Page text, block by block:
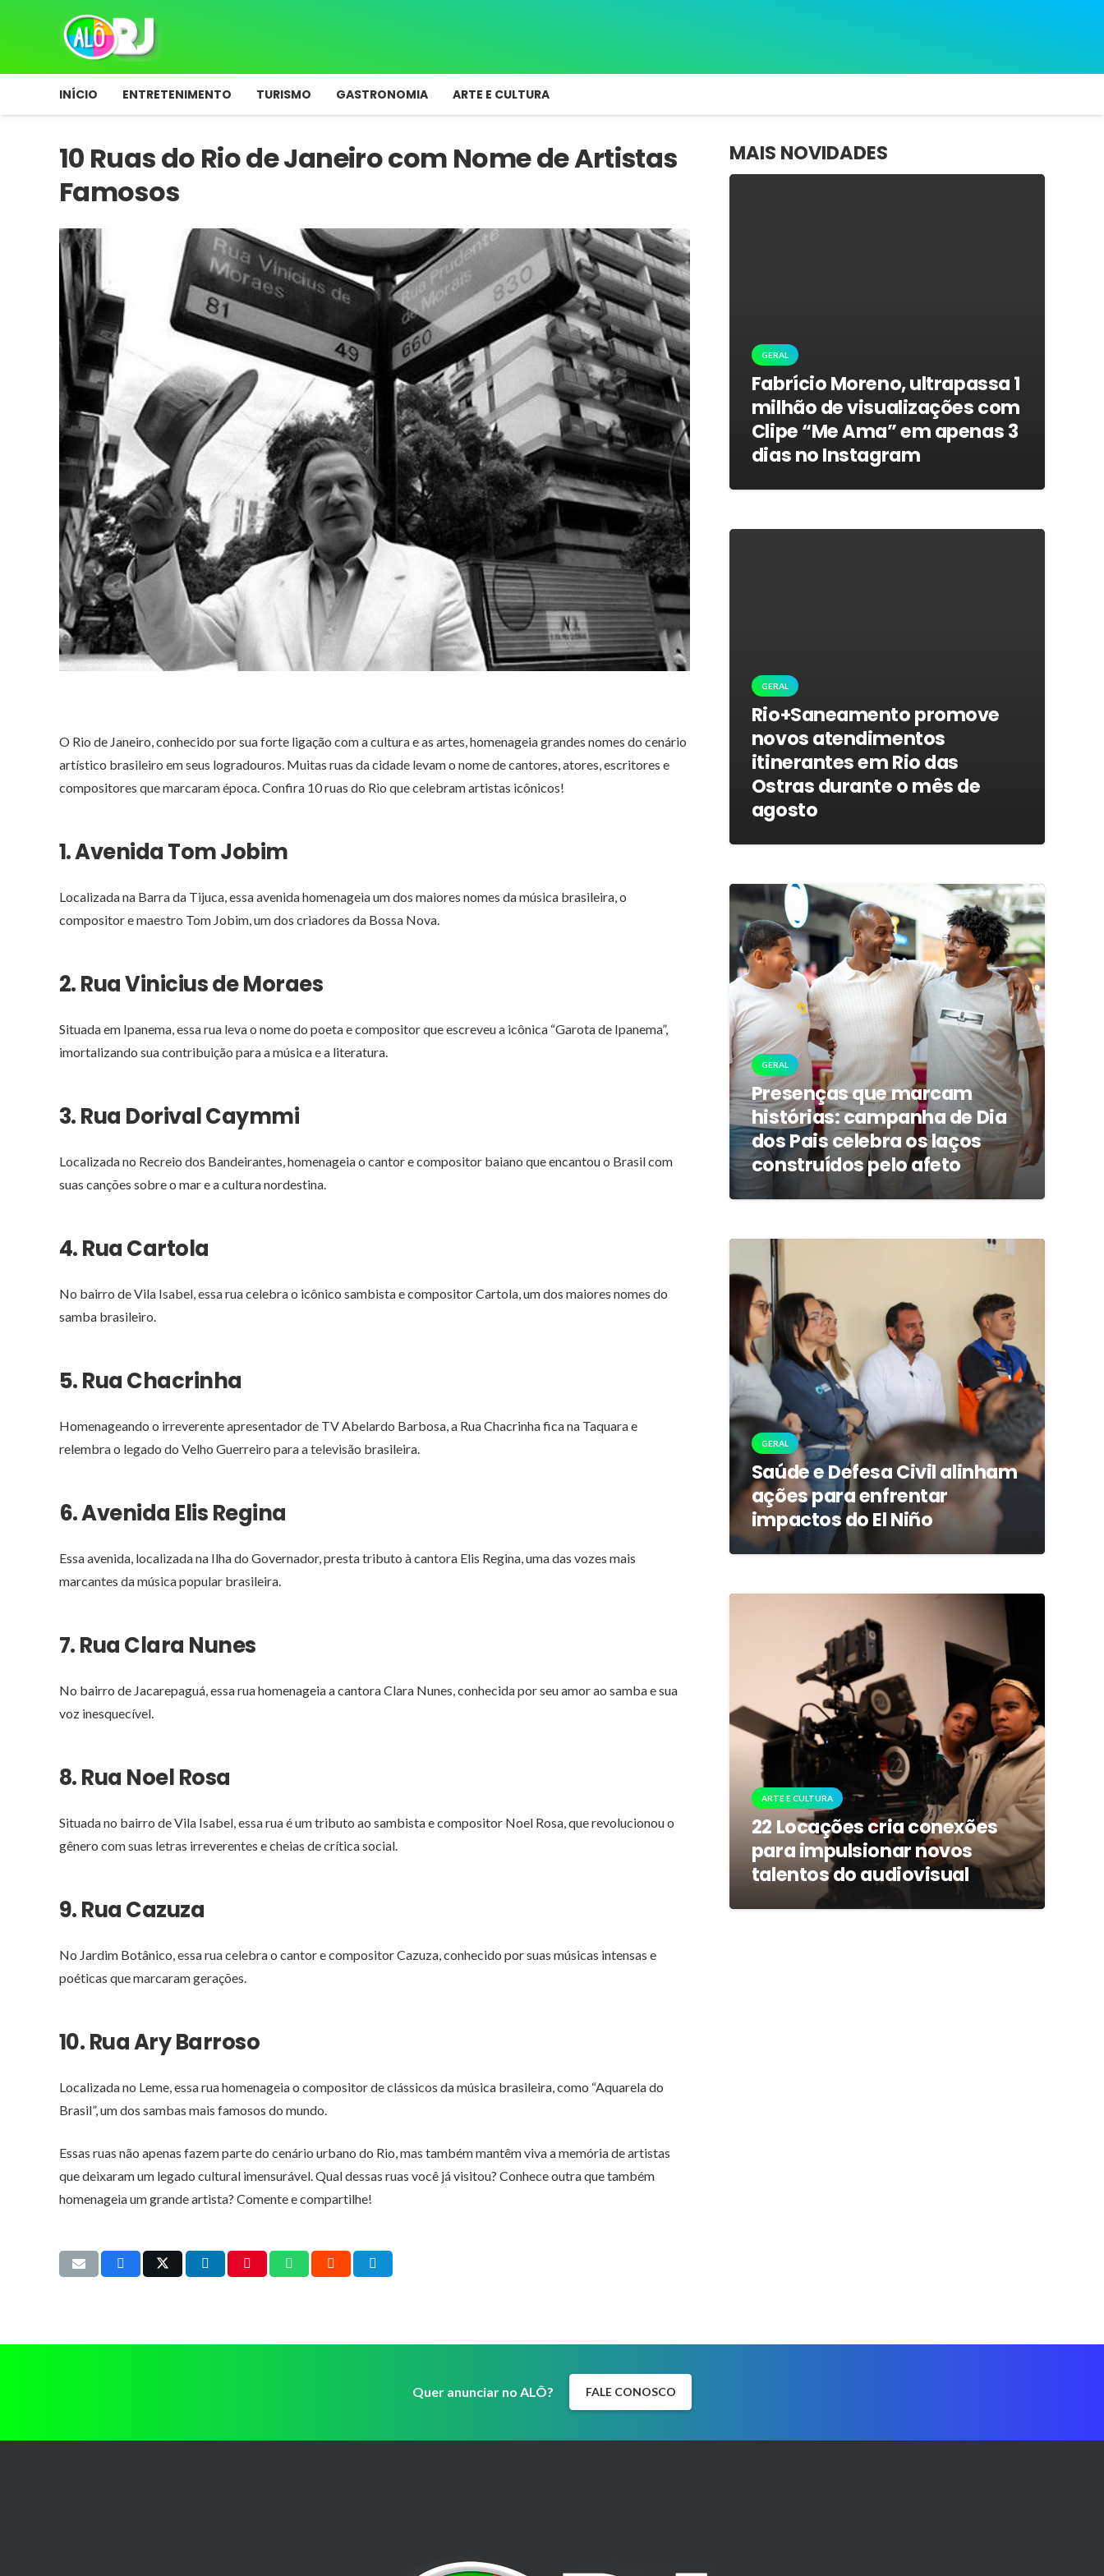
INÍCIO ENTRETENIMENTO TURISMO GASTRONOMIA ARTE E CULTURA
10 Ruas do Rio de Janeiro com Nome de Artistas
Famosos
O Rio de Janeiro, conhecido por sua forte ligação com a cultura e as artes, homenageia grandes nomes do cenário
artístico brasileiro em seus logradouros. Muitas ruas da cidade levam o nome de cantores, atores, escritores e
compositores que marcaram época. Confira 10 ruas do Rio que celebram artistas icônicos!
1. Avenida Tom Jobim
Localizada na Barra da Tijuca, essa avenida homenageia um dos maiores nomes da música brasileira, o
compositor e maestro Tom Jobim, um dos criadores da Bossa Nova.
2. Rua Vinicius de Moraes
Situada em Ipanema, essa rua leva o nome do poeta e compositor que escreveu a icônica “Garota de Ipanema”,
imortalizando sua contribuição para a música e a literatura.
3. Rua Dorival Caymmi
Localizada no Recreio dos Bandeirantes, homenageia o cantor e compositor baiano que encantou o Brasil com
suas canções sobre o mar e a cultura nordestina.
4. Rua Cartola
No bairro de Vila Isabel, essa rua celebra o icônico sambista e compositor Cartola, um dos maiores nomes do
samba brasileiro.
5. Rua Chacrinha
Homenageando o irreverente apresentador de TV Abelardo Barbosa, a Rua Chacrinha fica na Taquara e
relembra o legado do Velho Guerreiro para a televisão brasileira.
6. Avenida Elis Regina
Essa avenida, localizada na Ilha do Governador, presta tributo à cantora Elis Regina, uma das vozes mais
marcantes da música popular brasileira.
7. Rua Clara Nunes
No bairro de Jacarepaguá, essa rua homenageia a cantora Clara Nunes, conhecida por seu amor ao samba e sua
voz inesquecível.
8. Rua Noel Rosa
Situada no bairro de Vila Isabel, essa rua é um tributo ao sambista e compositor Noel Rosa, que revolucionou o
gênero com suas letras irreverentes e cheias de crítica social.
9. Rua Cazuza
No Jardim Botânico, essa rua celebra o cantor e compositor Cazuza, conhecido por suas músicas intensas e
poéticas que marcaram gerações.
10. Rua Ary Barroso
Localizada no Leme, essa rua homenageia o compositor de clássicos da música brasileira, como “Aquarela do
Brasil”, um dos sambas mais famosos do mundo.
Essas ruas não apenas fazem parte do cenário urbano do Rio, mas também mantêm viva a memória de artistas
que deixaram um legado cultural imensurável. Qual dessas ruas você já visitou? Conhece outra que também
homenageia um grande artista? Comente e compartilhe!
MAIS NOVIDADES
GERAL
Fabrício Moreno, ultrapassa 1
milhão de visualizações com
Clipe “Me Ama” em apenas 3
dias no Instagram
GERAL
Rio+Saneamento promove
novos atendimentos
itinerantes em Rio das
Ostras durante o mês de
agosto
GERAL
Presenças que marcam
histórias: campanha de Dia
dos Pais celebra os laços
construídos pelo afeto
GERAL
Saúde e Defesa Civil alinham
ações para enfrentar
impactos do El Niño
ARTE E CULTURA
22 Locações cria conexões
para impulsionar novos
talentos do audiovisual
Quer anunciar no ALÔ? FALE CONOSCO